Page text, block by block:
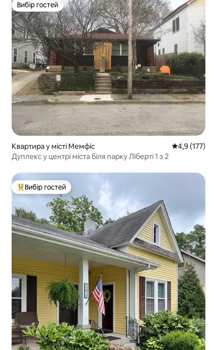
Вибір гостей
Вибір гостей
Квартира у місті Мемфіс Середня
4,9 (177)
Дуплекс у центрі міста біля парку Ліберті 1 з 2
Топ вибір гостей
Вибір гостей